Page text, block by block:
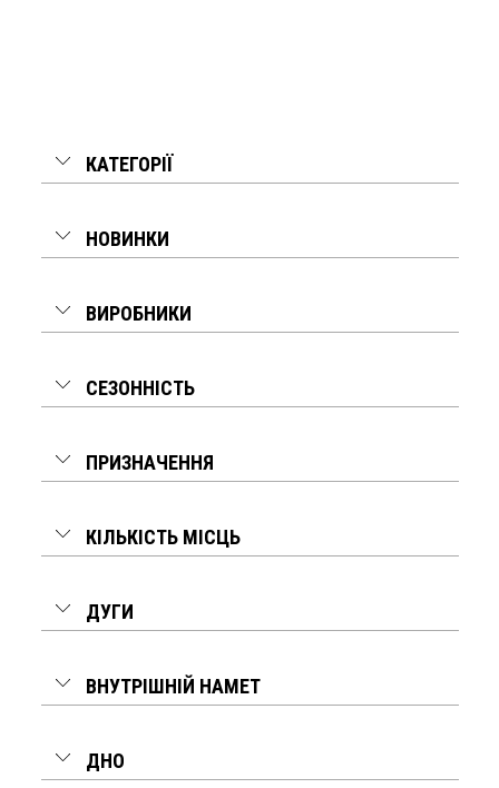
КАТЕГОРІЇ
НОВИНКИ
ВИРОБНИКИ
СЕЗОННІСТЬ
ПРИЗНАЧЕННЯ
КІЛЬКІСТЬ МІСЦЬ
ДУГИ
ВНУТРІШНІЙ НАМЕТ
ДНО